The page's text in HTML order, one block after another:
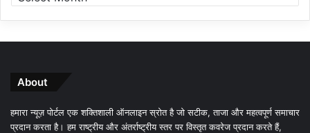
About
हमारा न्यूज़ पोर्टल एक शक्तिशाली ऑनलाइन स्रोत है जो सटीक, ताजा और महत्वपूर्ण समाचार
प्रदान करता है। हम राष्ट्रीय और अंतर्राष्ट्रीय स्तर पर विस्तृत कवरेज प्रदान करते हैं,